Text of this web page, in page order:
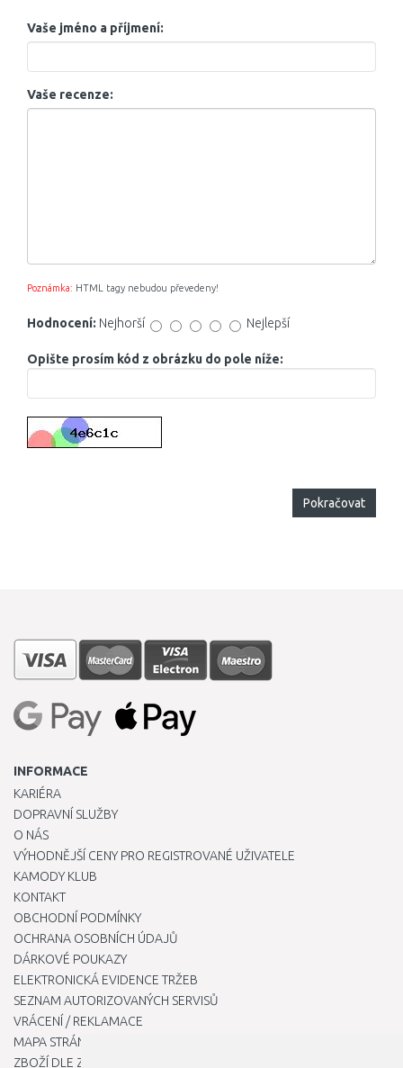
Vaše jméno a příjmení:
Vaše recenze:
Poznámka: HTML tagy nebudou převedeny!
Hodnocení: Nejhorší Nejlepší
Opište prosím kód z obrázku do pole níže:
Pokračovat
INFORMACE
KARIÉRA
DOPRAVNÍ SLUŽBY
O NÁS
VÝHODNĚJŠÍ CENY PRO REGISTROVANÉ UŽIVATELE
KAMODY KLUB
KONTAKT
OBCHODNÍ PODMÍNKY
OCHRANA OSOBNÍCH ÚDAJŮ
DÁRKOVÉ POUKAZY
ELEKTRONICKÁ EVIDENCE TRŽEB
SEZNAM AUTORIZOVANÝCH SERVISŮ
VRÁCENÍ / REKLAMACE
MAPA STRÁNKY
ZBOŽÍ DLE ZNAČEK